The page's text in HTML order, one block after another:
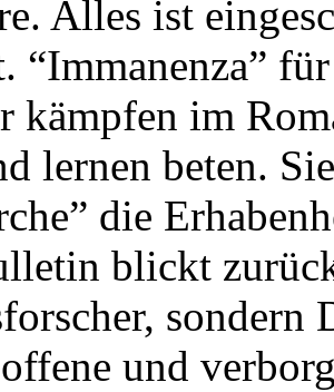
Alles ist
“Immanenza”
kämpfen im
lernen beten.
die
blickt
sondern
und